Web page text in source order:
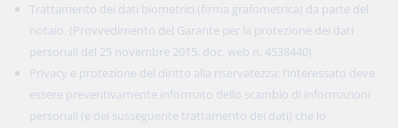
Trattamento dei dati biometrici (firma grafometrica) da parte del
notaio. (Provvedimento del Garante per la protezione dei dati
personali del 25 novembre 2015, doc. web n. 4538440)
Privacy e protezione del diritto alla riservatezza: l’interessato deve
essere preventivamente informato dello scambio di informazioni
personali (e del susseguente trattamento dei dati) che lo